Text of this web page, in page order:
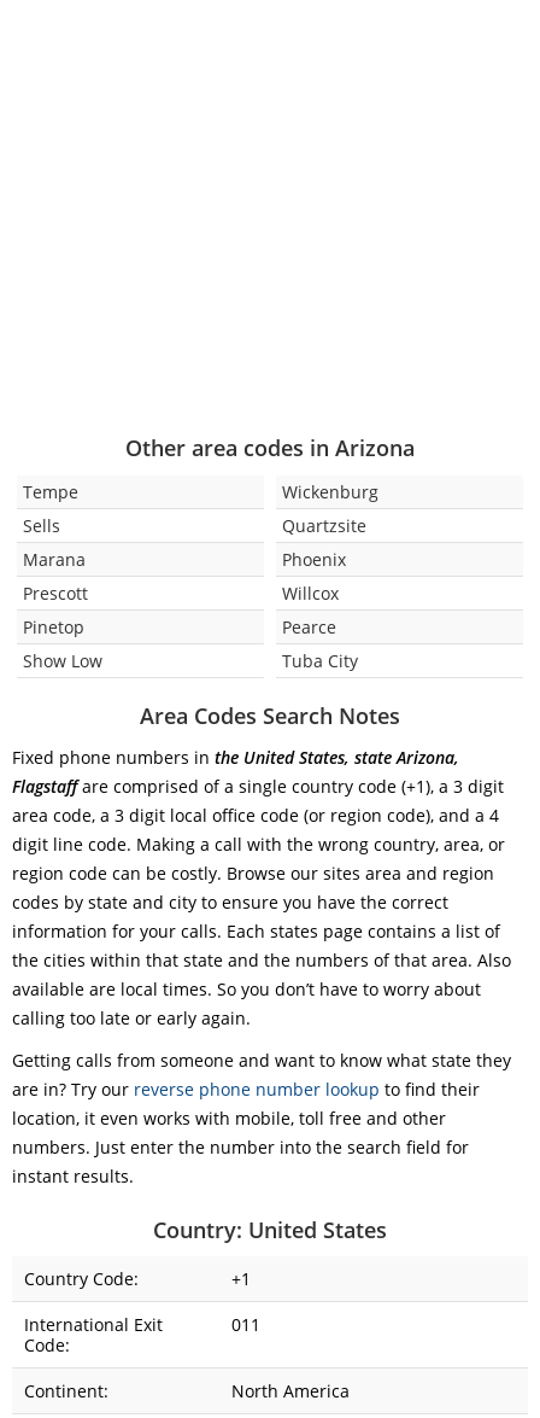
Other area codes in Arizona
Tempe
Sells
Marana
Prescott
Pinetop
Show Low
Wickenburg
Quartzsite
Phoenix
Willcox
Pearce
Tuba City
Area Codes Search Notes
Fixed phone numbers in the United States, state Arizona,
Flagstaffare comprised of a single country code (+1), a 3 digit
area code, a 3 digit local office code (or region code), and a 4
digit line code. Making a call with the wrong country, area, or
region code can be costly. Browse our sites area and region
codes by state and city to ensure you have the correct
information for your calls. Each states page contains a list of
the cities within that state and the numbers of that area. Also
available are local times. So you don’t have to worry about
calling too late or early again.
Getting calls from someone and want to know what state they
are in? Try our reverse phone number lookup to find their
location, it even works with mobile, toll free and other
numbers. Just enter the number into the search field for
instant results.
Country: United States
Country Code:
+1
International Exit
Code:
011
Continent: North America